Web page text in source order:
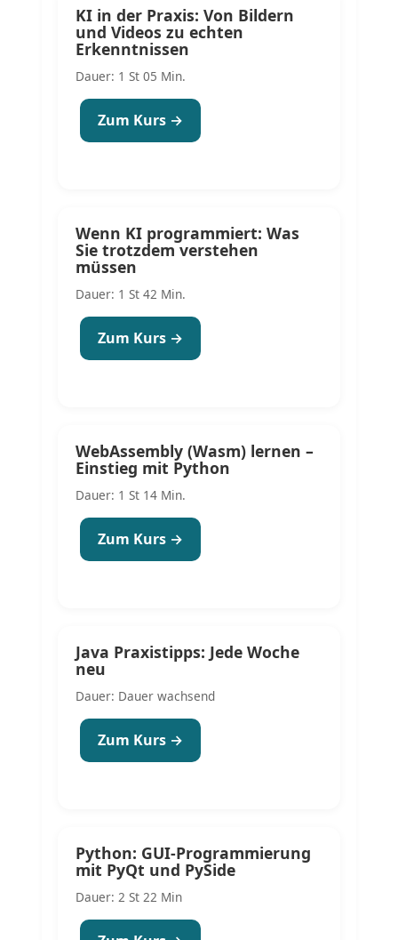
KI in der Praxis: Von Bildern
und Videos zu echten
Erkenntnissen
Dauer: 1 St 05 Min.
Zum Kurs →
Wenn KI programmiert: Was
Sie trotzdem verstehen
müssen
Dauer: 1 St 42 Min.
Zum Kurs →
WebAssembly (Wasm) lernen –
Einstieg mit Python
Dauer: 1 St 14 Min.
Zum Kurs →
Java Praxistipps: Jede Woche
neu
Dauer: Dauer wachsend
Zum Kurs →
Python: GUI-Programmierung
mit PyQt und PySide
Dauer: 2 St 22 Min